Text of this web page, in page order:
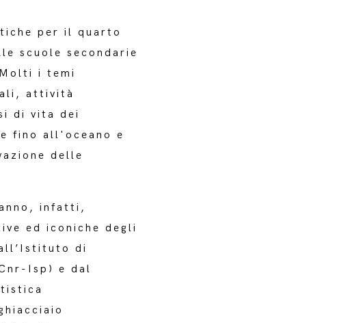
per il quarto
scuole secondarie
i temi
attività
di vita dei
fino all'oceano e
delle
infatti,
ed iconiche degli
di
Isp) e dal